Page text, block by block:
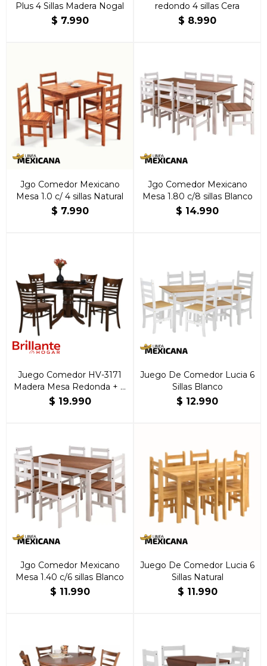
Plus 4 Sillas Madera Nogal
$ 7.990
redondo 4 sillas Cera
$ 8.990
Jgo Comedor Mexicano
Mesa 1.0 c/ 4 sillas Natural
$ 7.990
Jgo Comedor Mexicano
Mesa 1.80 c/8 sillas Blanco
$ 14.990
Juego Comedor HV-3171
Madera Mesa Redonda + 4
sillas
$ 19.990
Juego De Comedor Lucia 6
Sillas Blanco
$ 12.990
Jgo Comedor Mexicano
Mesa 1.40 c/6 sillas Blanco
$ 11.990
Juego De Comedor Lucia 6
Sillas Natural
$ 11.990